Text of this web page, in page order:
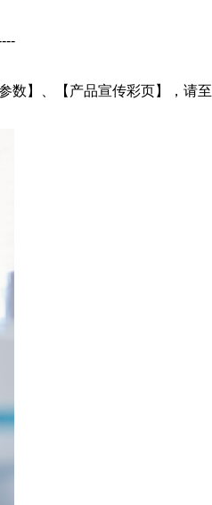
数】、【产品宣传彩页】，请